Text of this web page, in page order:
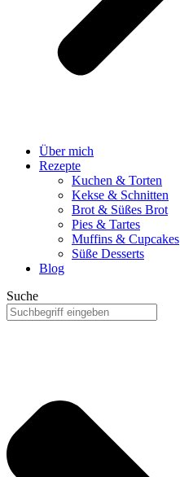
Über mich
Rezepte
Kuchen & Torten
Kekse & Schnitten
Brot & Süßes Brot
Pies & Tartes
Muffins & Cupcakes
Süße Desserts
Blog
Suche